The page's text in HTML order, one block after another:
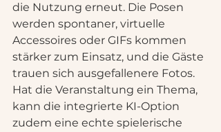
die Nutzung erneut. Die Posen
werden spontaner, virtuelle
Accessoires oder GIFs kommen
stärker zum Einsatz, und die Gäste
trauen sich ausgefallenere Fotos.
Hat die Veranstaltung ein Thema,
kann die integrierte KI-Option
zudem eine echte spielerische